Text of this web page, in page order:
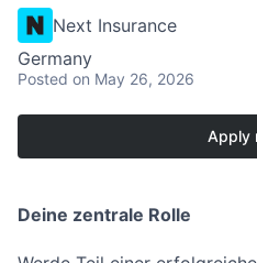
Next Insurance
Germany
Posted on May 26, 2026
Apply
Deine zentrale Rolle